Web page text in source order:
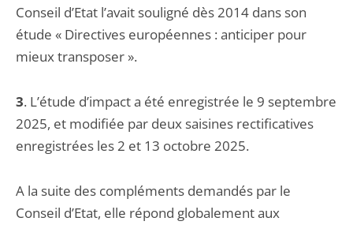
Conseil d’Etat l’avait souligné dès 2014 dans son
étude « Directives européennes : anticiper pour
mieux transposer ».
3. L’étude d’impact a été enregistrée le 9 septembre
2025, et modifiée par deux saisines rectificatives
enregistrées les 2 et 13 octobre 2025.
A la suite des compléments demandés par le
Conseil d’Etat, elle répond globalement aux